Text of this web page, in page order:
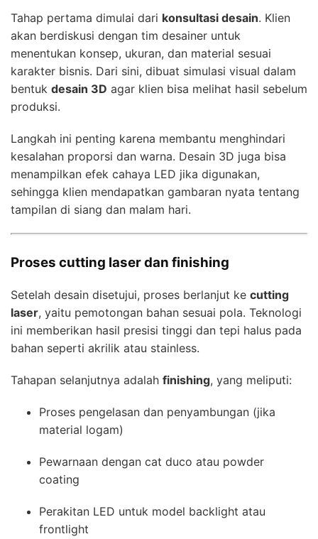
Tahap pertama dimulai dari konsultasi desain. Klien
akan berdiskusi dengan tim desainer untuk
menentukan konsep, ukuran, dan material sesuai
karakter bisnis. Dari sini, dibuat simulasi visual dalam
bentuk desain 3D agar klien bisa melihat hasil sebelum
produksi.
Langkah ini penting karena membantu menghindari
kesalahan proporsi dan warna. Desain 3D juga bisa
menampilkan efek cahaya LED jika digunakan,
sehingga klien mendapatkan gambaran nyata tentang
tampilan di siang dan malam hari.
Proses cutting laser dan finishing
Setelah desain disetujui, proses berlanjut ke cutting
laser, yaitu pemotongan bahan sesuai pola. Teknologi
ini memberikan hasil presisi tinggi dan tepi halus pada
bahan seperti akrilik atau stainless.
Tahapan selanjutnya adalah finishing, yang meliputi:
Proses pengelasan dan penyambungan (jika
material logam)
Pewarnaan dengan cat duco atau powder
coating
Perakitan LED untuk model backlight atau
frontlight